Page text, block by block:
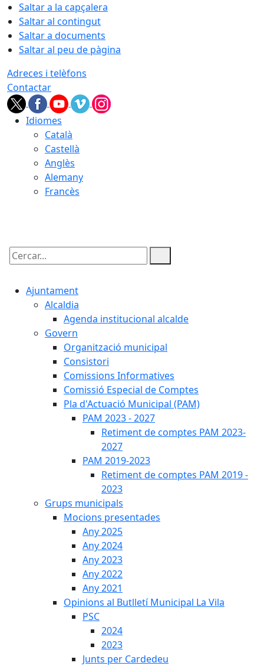
Saltar a la capçalera
Saltar al contingut
Saltar a documents
Saltar al peu de pàgina
Adreces i telèfons
Contactar
Idiomes
Català
Castellà
Anglès
Alemany
Francès
Cercar:
Ajuntament
Alcaldia
Agenda institucional alcalde
Govern
Organització municipal
Consistori
Comissions Informatives
Comissió Especial de Comptes
Pla d'Actuació Municipal (PAM)
PAM 2023 - 2027
Retiment de comptes PAM 2023-
2027
PAM 2019-2023
Retiment de comptes PAM 2019 -
2023
Grups municipals
Mocions presentades
Any 2025
Any 2024
Any 2023
Any 2022
Any 2021
Opinions al Butlletí Municipal La Vila
PSC
2024
2023
Junts per Cardedeu